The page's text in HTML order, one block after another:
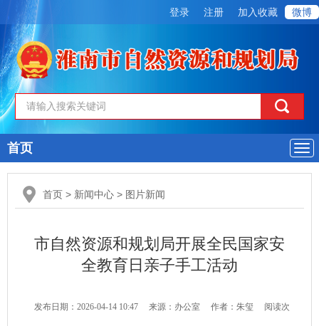
登录 注册 加入收藏 微博
导
航
首页
首页 > 新闻中心 > 图片新闻
市自然资源和规划局开展全民国家安
全教育日亲子手工活动
发布日期：2026-04-14 10:47 来源：办公室 作者：朱玺 阅读次